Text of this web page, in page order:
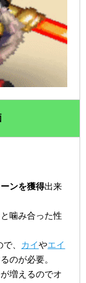
ンを獲得出来
噛み合った性
で、 カイやエイ
のが必要。
増えるのでオ